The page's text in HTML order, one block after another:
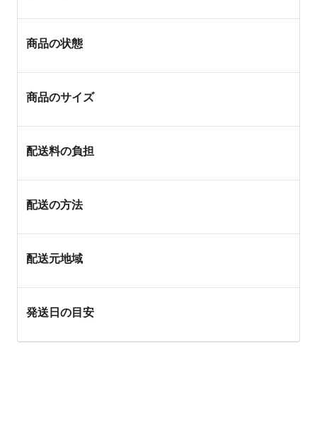
商品の状態
商品のサイズ
配送料の負担
配送の方法
配送元地域
発送日の目安